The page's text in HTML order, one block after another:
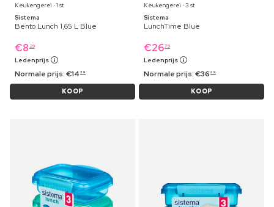
Keukengerei ⋅ 1 st
Sistema
Bento Lunch 1,65 L Blue
€8 29
Ledenprijs
Normale prijs:€14 39
KOOP
Keukengerei ⋅ 3 st
Sistema
LunchTime Blue
€2679
Ledenprijs
Normale prijs:€36 29
KOOP